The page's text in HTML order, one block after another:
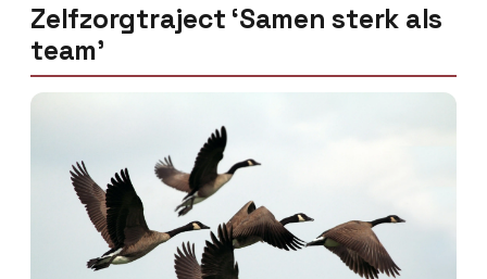
Zelfzorgtraject ‘Samen sterk als
team’